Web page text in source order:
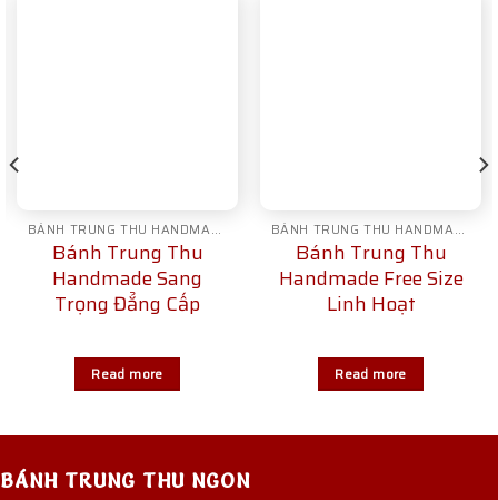
BÁNH TRUNG THU HANDMADE
Bánh Trung Thu
Handmade Sang
Trọng Đẳng Cấp
Read more
BÁNH TRUNG THU HANDMADE
Bánh Trung Thu
Handmade Free Size
Linh Hoạt
Read more
BÁNH TRUNG THU NGON